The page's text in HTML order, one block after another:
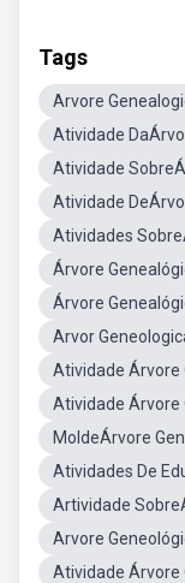
Tags
Arvore
Atividade
Atividade
Atividade
Atividades
Árvore
Árvore
Arvor
Atividade Árvore
Atividade Árvore
MoldeÁrvore
Atividades De
Artividade
Arvore
Atividade Árvore